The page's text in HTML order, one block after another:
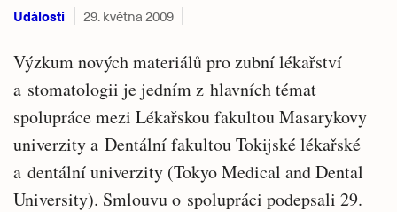
Události 29. května 2009
Výzkum nových materiálů pro zubní lékařství
a stomatologii je jedním z hlavních témat
spolupráce mezi Lékařskou fakultou Masarykovy
univerzity a Dentální fakultou Tokijské lékařské
a dentální univerzity (Tokyo Medical and Dental
University). Smlouvu o spolupráci podepsali 29.